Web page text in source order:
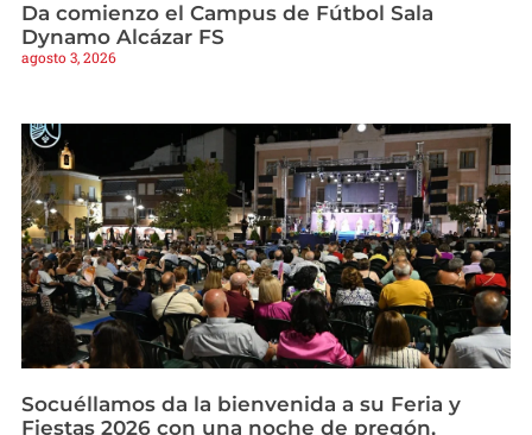
Da comienzo el Campus de Fútbol Sala
Dynamo Alcázar FS
agosto 3, 2026
Socuéllamos da la bienvenida a su Feria y
Fiestas 2026 con una noche de pregón,